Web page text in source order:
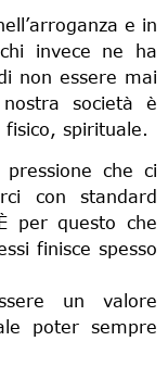
e in
invece ne ha
non essere mai
società è
spirituale.
che ci
con standard
per questo che
finisce spesso
un valore
poter sempre